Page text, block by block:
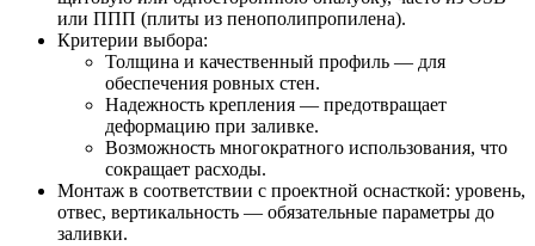
или ППП (плиты из пенополипропилена).
Критерии выбора:
Толщина и качественный профиль — для
обеспечения ровных стен.
Надежность крепления — предотвращает
деформацию при заливке.
Возможность многократного использования, что
сокращает расходы.
Монтаж в соответствии с проектной оснасткой: уровень,
отвес, вертикальность — обязательные параметры до
заливки.